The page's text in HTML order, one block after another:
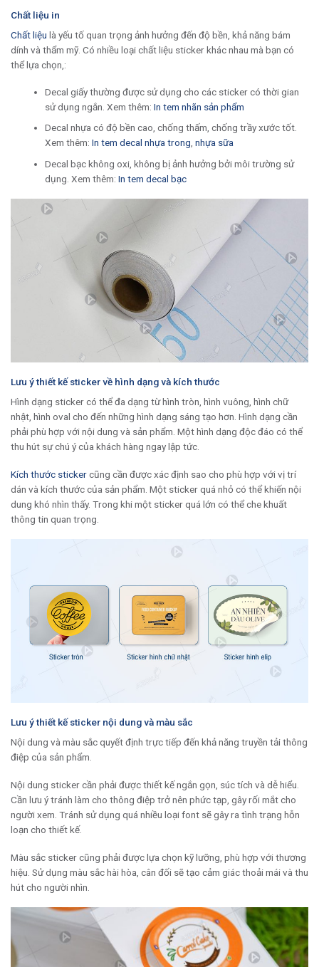
Chất liệu in
Chất liệu là yếu tố quan trọng ảnh hưởng đến độ bền, khả năng bám
dính và thẩm mỹ. Có nhiều loại chất liệu sticker khác nhau mà bạn có
thể lựa chọn,:
Decal giấy thường được sử dụng cho các sticker có thời gian
sử dụng ngắn. Xem thêm: In tem nhãn sản phẩm
Decal nhựa có độ bền cao, chống thấm, chống trầy xước tốt.
Xem thêm: In tem decal nhựa trong, nhựa sữa
Decal bạc không oxi, không bị ảnh hưởng bởi môi trường sử
dụng. Xem thêm: In tem decal bạc
Lưu ý thiết kế sticker về hình dạng và kích thước
Hình dạng sticker có thể đa dạng từ hình tròn, hình vuông, hình chữ
nhật, hình oval cho đến những hình dạng sáng tạo hơn. Hình dạng cần
phải phù hợp với nội dung và sản phẩm. Một hình dạng độc đáo có thể
thu hút sự chú ý của khách hàng ngay lập tức.
Kích thước stickercũng cần được xác định sao cho phù hợp với vị trí
dán và kích thước của sản phẩm. Một sticker quá nhỏ có thể khiến nội
dung khó nhìn thấy. Trong khi một sticker quá lớn có thể che khuất
thông tin quan trọng.
Lưu ý thiết kế sticker nội dung và màu sắc
Nội dung và màu sắc quyết định trực tiếp đến khả năng truyền tải thông
điệp của sản phẩm.
Nội dung sticker cần phải được thiết kế ngắn gọn, súc tích và dễ hiểu.
Cần lưu ý tránh làm cho thông điệp trở nên phức tạp, gây rối mắt cho
người xem. Tránh sử dụng quá nhiều loại font sẽ gây ra tình trạng hỗn
loạn cho thiết kế.
Màu sắc sticker cũng phải được lựa chọn kỹ lưỡng, phù hợp với thương
hiệu. Sử dụng màu sắc hài hòa, cân đối sẽ tạo cảm giác thoải mái và thu
hút cho người nhìn.